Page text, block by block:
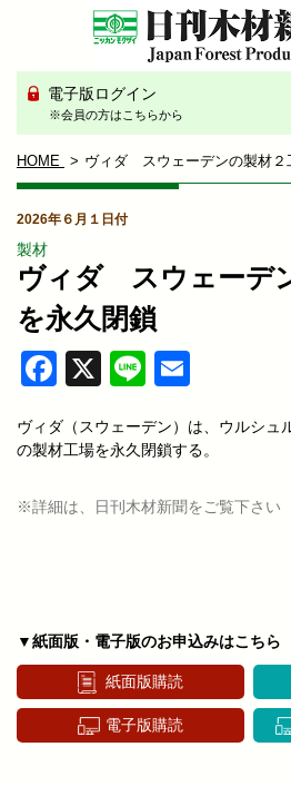
電子版ログイン
※会員の方はこちらから
HOME ヴィダ スウェーデンの製材２
2026年６月１日付
製材
ヴィダ スウェーデ
を永久閉鎖
Facebook
X Line
ヴィダ（スウェーデン）は、ウルシュ
の製材工場を永久閉鎖する。
※詳細は、日刊木材新聞をご覧下さい
▼紙面版・電子版のお申込みはこちら
紙面版購読
電子版購読